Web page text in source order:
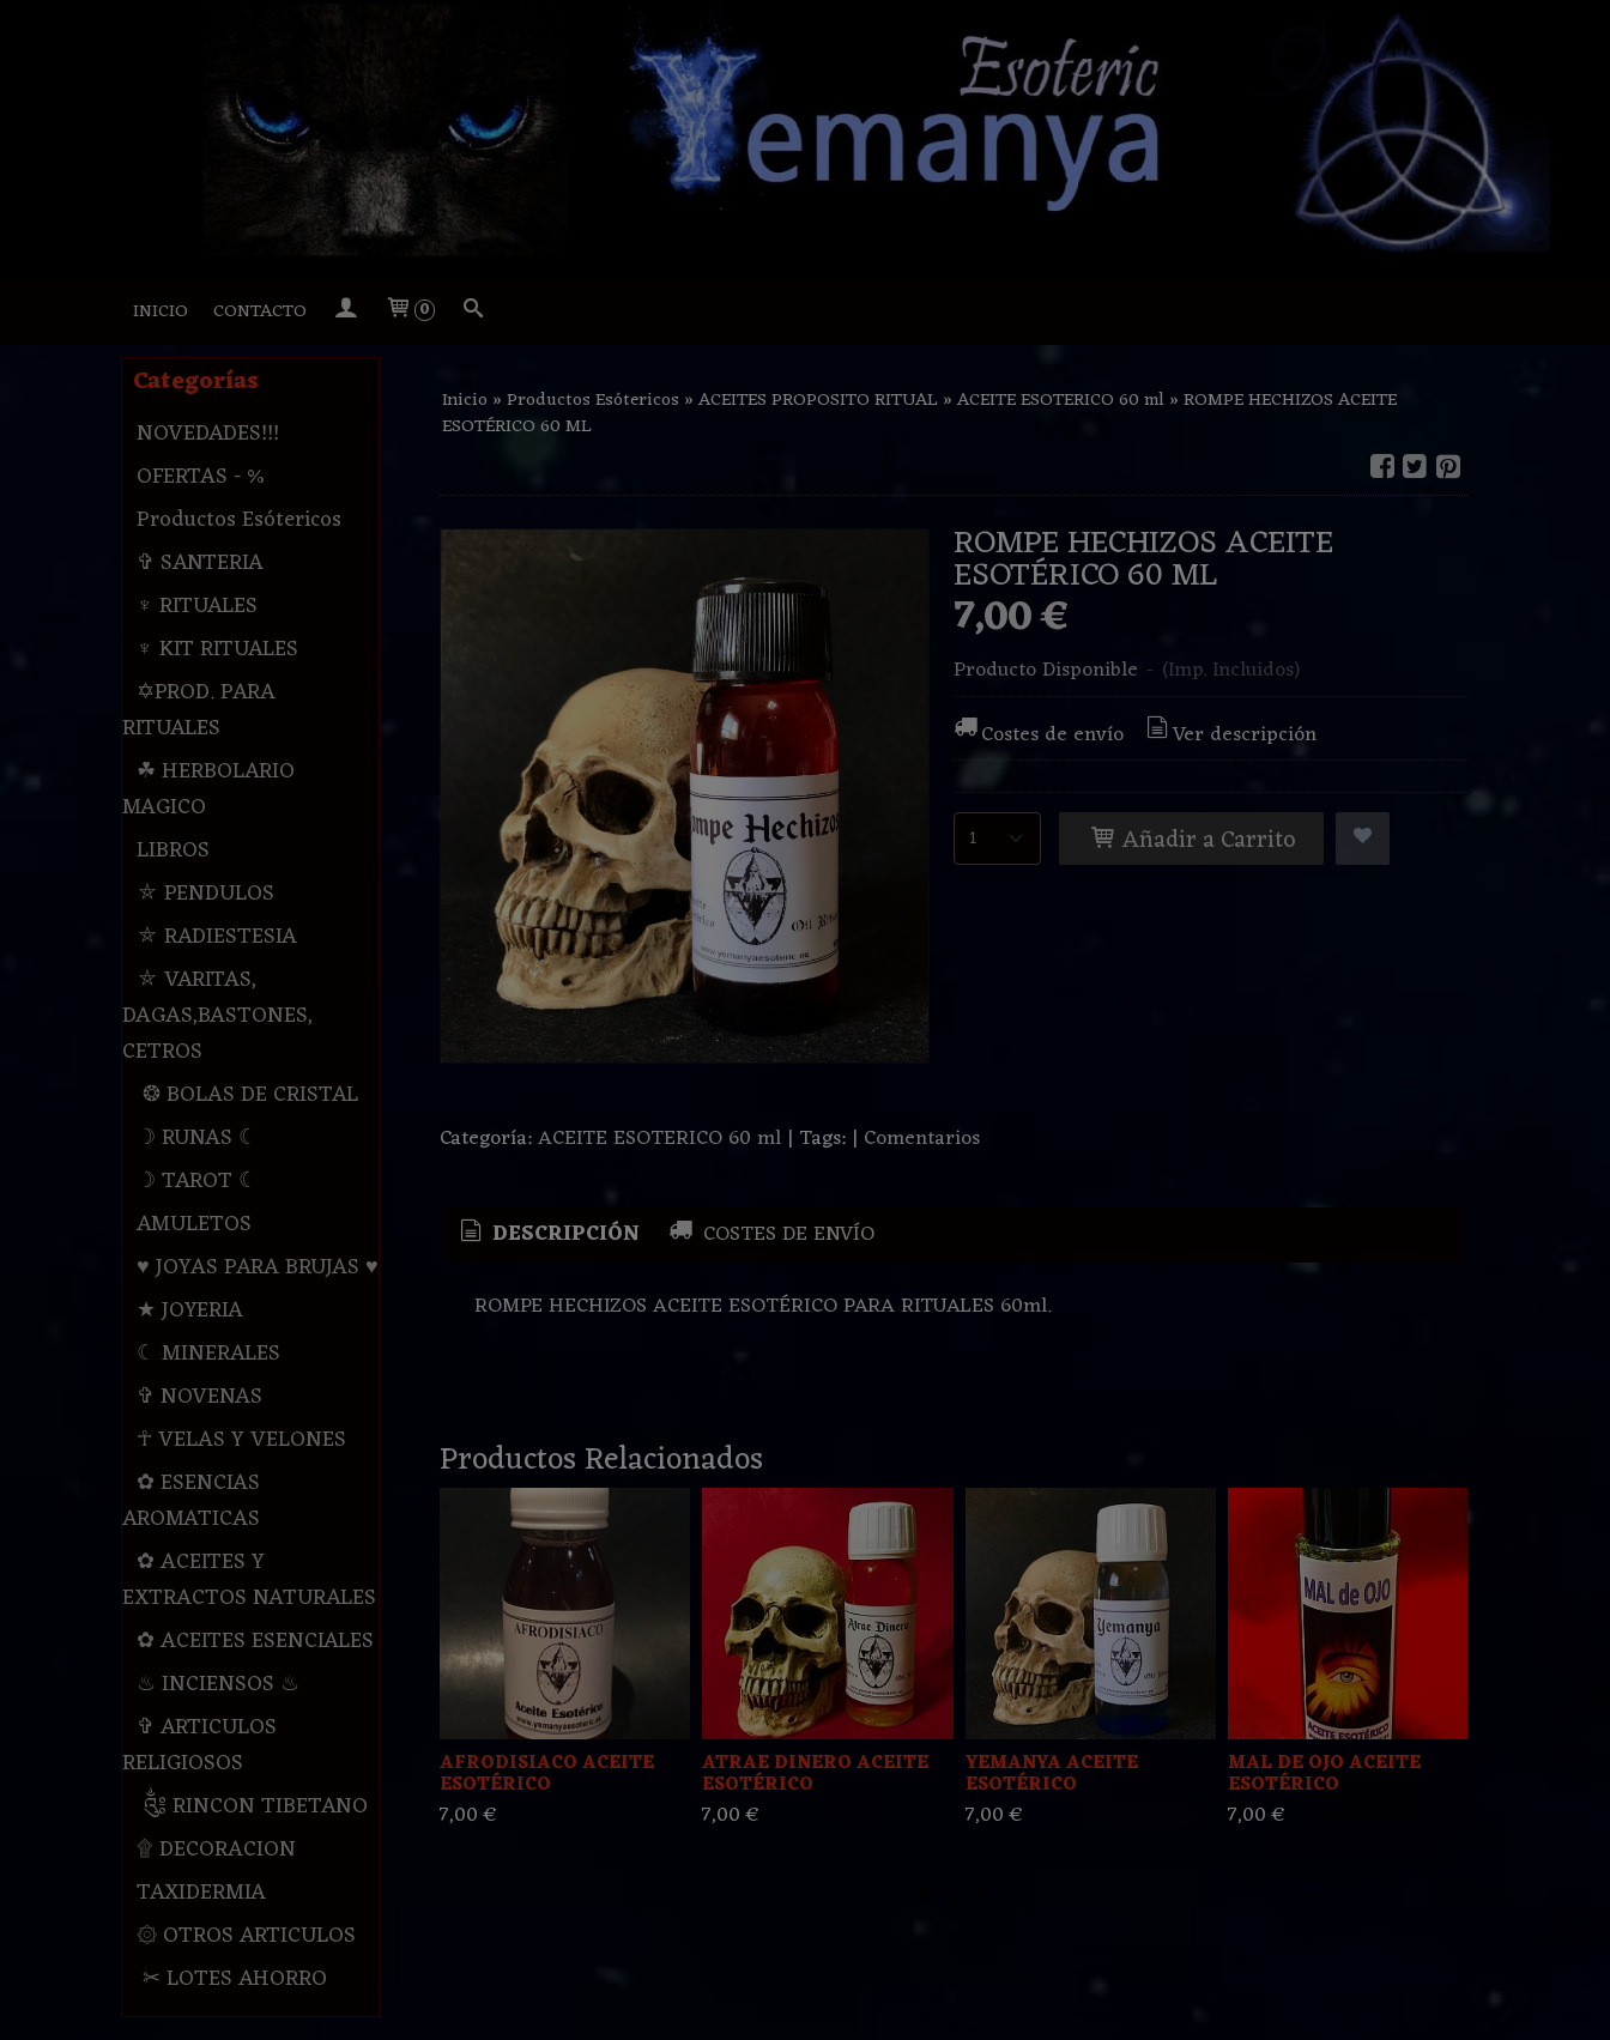
INICIO CONTACTO 0
Categorías
NOVEDADES!!!
OFERTAS - %
Productos Esótericos
✞ SANTERIA
♆ RITUALES
♆ KIT RITUALES
✡PROD. PARA
RITUALES
☘ HERBOLARIO
MAGICO
LIBROS
⛤ PENDULOS
⛤ RADIESTESIA
⛤ VARITAS,
DAGAS,BASTONES,
CETROS
❂ BOLAS DE CRISTAL
☽ RUNAS ☾
☽ TAROT ☾
AMULETOS
♥ JOYAS PARA BRUJAS ♥
★ JOYERIA
☾ MINERALES
✞ NOVENAS
☥ VELAS Y VELONES
✿ ESENCIAS
AROMATICAS
✿ ACEITES Y
EXTRACTOS NATURALES
✿ ACEITES ESENCIALES
♨ INCIENSOS ♨
✞ ARTICULOS
RELIGIOSOS
༃ RINCON TIBETANO
۩ DECORACION
TAXIDERMIA
۞ OTROS ARTICULOS
✂ LOTES AHORRO
Inicio »Productos Esótericos »ACEITES PROPOSITO RITUAL »ACEITE ESOTERICO 60 ml »ROMPE HECHIZOS ACEITE
ESOTÉRICO 60 ML
ROMPE HECHIZOS ACEITE
ESOTÉRICO 60 ML
7,00 €
Producto Disponible - (Imp. Incluidos)
Costes de envío
Ver descripción
Añadir a Carrito
Categoría:ACEITE ESOTERICO 60 ml| Tags: | Comentarios
DESCRIPCIÓN COSTES DE ENVÍO
ROMPE HECHIZOS ACEITE ESOTÉRICO PARA RITUALES 60ml.
Productos Relacionados
AFRODISIACO ACEITE
ESOTÉRICO
7,00 €
ATRAE DINERO ACEITE
ESOTÉRICO
7,00 €
YEMANYA ACEITE
ESOTÉRICO
7,00 €
MAL DE OJO ACEITE
ESOTÉRICO
7,00 €